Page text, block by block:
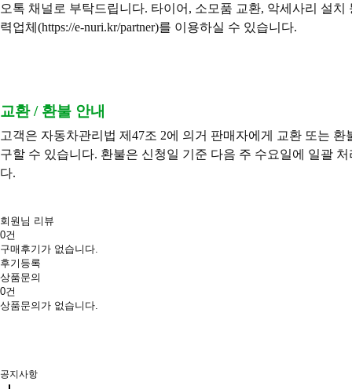
오톡 채널로 부탁드립니다. 타이어, 소모품 교환, 악세사리 설치
력업체(https://e-nuri.kr/partner)를 이용하실 수 있습니다.
교환 / 환불 안내
고객은 자동차관리법 제47조 2에 의거 판매자에게 교환 또는 환
구할 수 있습니다. 환불은 신청일 기준 다음 주 수요일에 일괄
다.
회원님 리뷰
0건
구매후기가 없습니다.
후기등록
상품문의
0건
상품문의가 없습니다.
공지사항